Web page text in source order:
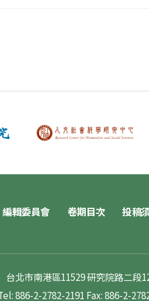
編輯委員會 卷期目次 投稿
台北市南港區11529 研究院路二段
886-2-2782-2191 Fax: 886-2-